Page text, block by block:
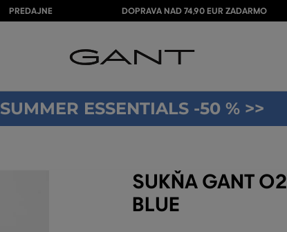
PREDAJNE DOPRAVA NAD 74,90 EUR ZADARMO
SUMMER ESSENTIALS -50 % >>
SUKŇA GANT
BLUE